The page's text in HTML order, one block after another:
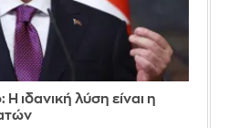
ιδανική λύση είναι η